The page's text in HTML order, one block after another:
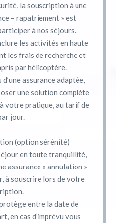
la souscription à une
– rapatriement » est
à nos séjours.
les activités en haute
les frais de recherche et
par hélicoptère.
assurance adaptée,
une solution complète
votre pratique, au tarif de
jour.
(option sérénité)
en toute tranquillité,
assurance « annulation »
à souscrire lors de votre
entre la date de
en cas d’imprévu vous